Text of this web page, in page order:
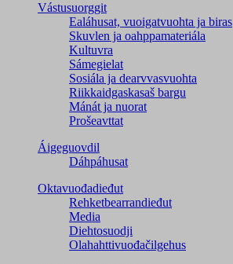
Vástusuorggit
Ealáhusat, vuoigatvuohta ja biras
Skuvlen ja oahppamateriála
Kultuvra
Sámegielat
Sosiála ja dearvvasvuohta
Riikkaidgaskasaš bargu
Mánát ja nuorat
Prošeavttat
Áigeguovdil
Dáhpáhusat
Oktavuođadieđut
Rehketbearrandieđut
Media
Diehtosuodji
Olahahttivuođačilgehus